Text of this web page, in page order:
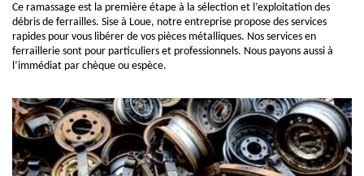
Ce ramassage est la première étape à la sélection et l’exploitation des
débris de ferrailles. Sise à Loue, notre entreprise propose des services
rapides pour vous libérer de vos pièces métalliques. Nos services en
ferraillerie sont pour particuliers et professionnels. Nous payons aussi à
l’immédiat par chèque ou espèce.